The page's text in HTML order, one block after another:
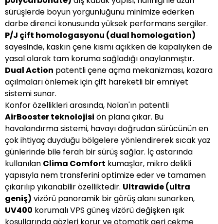
sürüşlerde boyun yorgunluğunu minimize ederken
darbe direnci konusunda yüksek performans sergiler.
P/J çift homologasyonu (dual homologation)
sayesinde, kaskın çene kısmı açıkken de kapalıyken de
yasal olarak tam koruma sağladığı onaylanmıştır.
Dual Action patentli çene açma mekanizması, kazara
açılmaları önlemek için çift hareketli bir emniyet
sistemi sunar.
Konfor özellikleri arasında, Nolan'ın patentli
AirBooster teknolojisi ön plana çıkar. Bu
havalandırma sistemi, havayı doğrudan sürücünün en
çok ihtiyaç duyduğu bölgelere yönlendirerek sıcak yaz
günlerinde bile ferah bir sürüş sağlar. İç astarında
kullanılan Clima Comfort kumaşlar, mikro delikli
yapısıyla nem transferini optimize eder ve tamamen
çıkarılıp yıkanabilir özelliktedir. Ultrawide (ultra
geniş) vizörü panoramik bir görüş alanı sunarken,
UV400 korumalı VPS güneş vizörü değişken ışık